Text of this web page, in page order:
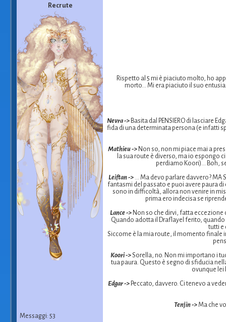
Recrute
Messaggi: 53
Rispetto al 5 mi è piaciuto molto, ho
morto... Mi era piaciuto il suo
Nevra -> Basita dal PENSIERO di lasciare
fida di una determinata persona (e infatti
Mathieu ->Non so, non mi piace mai a
la sua route è diverso, ma io espongo
perdiamo Koori)... Boh,
Leiftan -> ... Ma devo parlare davvero? MA
fantasmi del passato e puoi avere paura di
sono in difficoltà, allora non venire in
prima ero indecisa se
Lance ->Non so che dirvi, fatta eccezione
Quando adotta il Draflayel ferito,
tutti e
Siccome è la mia route, il momento finale
Koori ->Sorella, no. Non mi importano i
tua paura. Questo è segno di sfiducia
ovunque lei
Edgar ->Peccato, davvero. Ci tenevo a
Tenjin ->Ma che